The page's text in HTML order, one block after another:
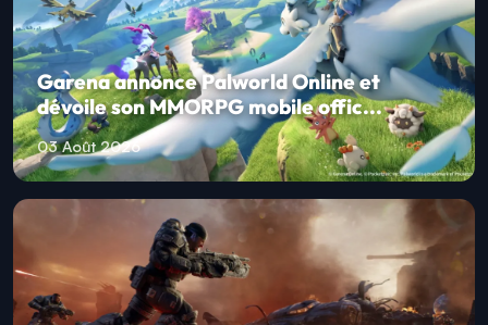
Garena annonce Palworld Online et
dévoile son MMORPG mobile offic...
03 Août 2026